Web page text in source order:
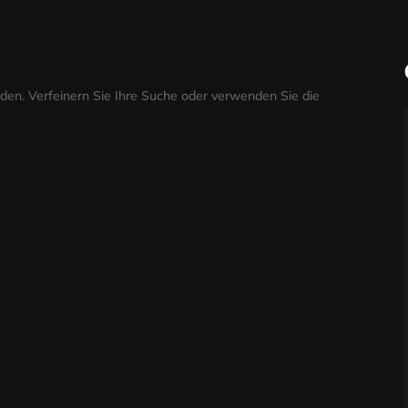
Verfeinern Sie Ihre Suche oder verwenden Sie die